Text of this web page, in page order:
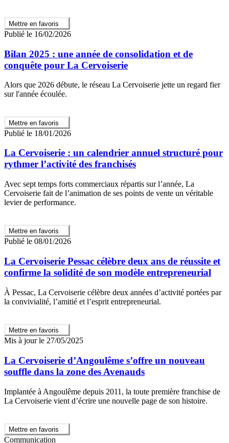
Mettre en favoris
Publié le 16/02/2026
Bilan 2025 : une année de consolidation et de
conquête pour La Cervoiserie
Alors que 2026 débute, le réseau La Cervoiserie jette un regard fier
sur l'année écoulée.
Mettre en favoris
Publié le 18/01/2026
La Cervoiserie : un calendrier annuel structuré pour
rythmer l’activité des franchisés
Avec sept temps forts commerciaux répartis sur l’année, La
Cervoiserie fait de l’animation de ses points de vente un véritable
levier de performance.
Mettre en favoris
Publié le 08/01/2026
La Cervoiserie Pessac célèbre deux ans de réussite et
confirme la solidité de son modèle entrepreneurial
À Pessac, La Cervoiserie célèbre deux années d’activité portées par
la convivialité, l’amitié et l’esprit entrepreneurial.
Mettre en favoris
Mis à jour le 27/05/2025
La Cervoiserie d’Angoulême s’offre un nouveau
souffle dans la zone des Avenauds
Implantée à Angoulême depuis 2011, la toute première franchise de
La Cervoiserie vient d’écrire une nouvelle page de son histoire.
Mettre en favoris
Communication